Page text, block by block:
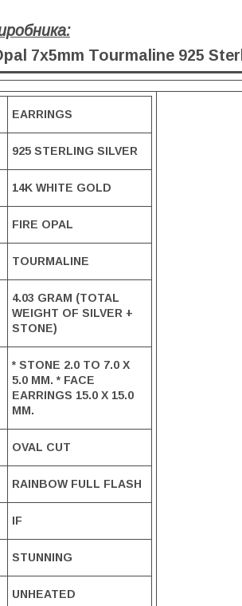
7x5mm Tourmaline 925
EARRINGS
925 STERLING SILVER
14K WHITE GOLD
FIRE OPAL
TOURMALINE
4.03 GRAM (TOTAL
WEIGHT OF SILVER +
STONE)
* STONE 2.0 TO 7.0 X
5.0 MM. * FACE
EARRINGS 15.0 X 15.0
MM.
OVAL CUT
RAINBOW FULL FLASH
IF
STUNNING
UNHEATED